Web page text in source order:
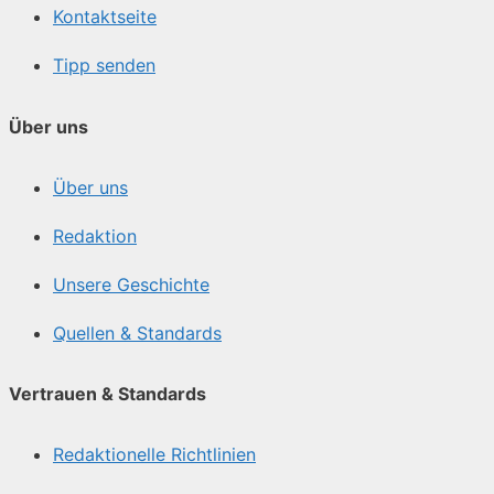
Kontaktseite
Tipp senden
Über uns
Über uns
Redaktion
Unsere Geschichte
Quellen & Standards
Vertrauen & Standards
Redaktionelle Richtlinien